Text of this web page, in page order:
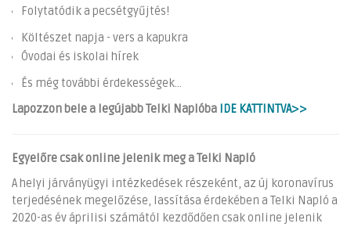
Folytatódik a pecsétgyűjtés!
Költészet napja - vers a kapukra
Óvodai és iskolai hírek
És még további érdekességek...
Lapozzon bele a legújabb Telki Naplóba IDE KATTINTVA>>
Egyelőre csak online jelenik meg a Telki Napló
A helyi járványügyi intézkedések részeként, az új koronavírus
terjedésének megelőzése, lassítása érdekében a Telki Napló a
2020-as év áprilisi számától kezdődően csak online jelenik